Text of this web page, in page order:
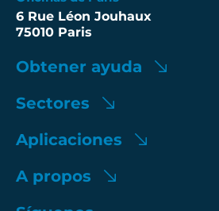
6 Rue Léon Jouhaux
75010 Paris
Obtener ayuda
Sectores
Aplicaciones
A propos